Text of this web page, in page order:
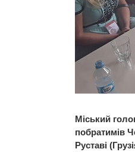
Міський
побратимів
Руставі